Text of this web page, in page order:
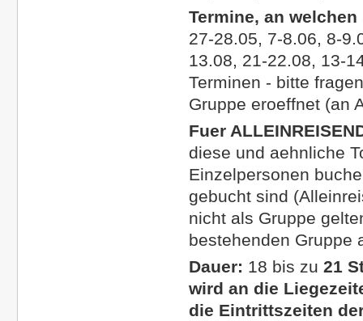
Termine, an
27-28.05, 7-8.06, 8-
13.08, 21-22.08, 13-
Terminen - bitte
Gruppe eroeffnet (an
Fuer
diese und aehnliche
Einzelpersonen
gebucht sind
nicht als Gruppe
bestehenden Gruppe
Dauer: 18 bis zu 21
wird an die
die Eintrittszeiten